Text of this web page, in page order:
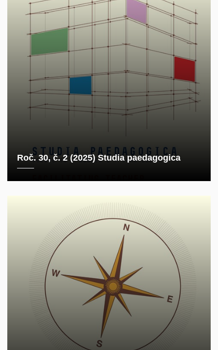
Roč. 30, č. 2 (2025) Studia paedagogica